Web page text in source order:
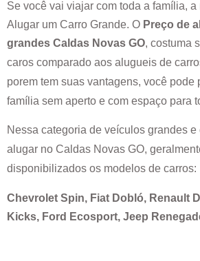
Se você vai viajar com toda a família,
Alugar um Carro Grande. O Preço de
grandes Caldas Novas GO, costuma
caros comparado aos alugueis de
porem tem suas vantagens, você pode
família sem aperto e com espaço para
Nessa categoria de veículos grandes
alugar no Caldas Novas GO,
disponibilizados os modelos de carros:
Chevrolet Spin, Fiat Dobló, Renault
Kicks, Ford Ecosport, Jeep